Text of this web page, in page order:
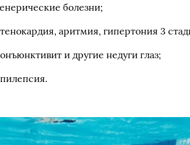
болезни;
аритмия, гипертония 3
и другие недуги глаз;